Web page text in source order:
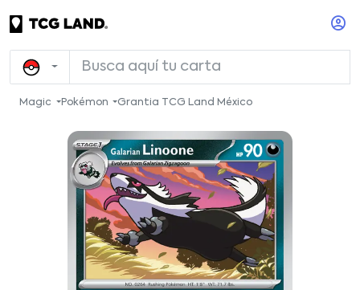
Magic Pokémon Grantia TCG Land México